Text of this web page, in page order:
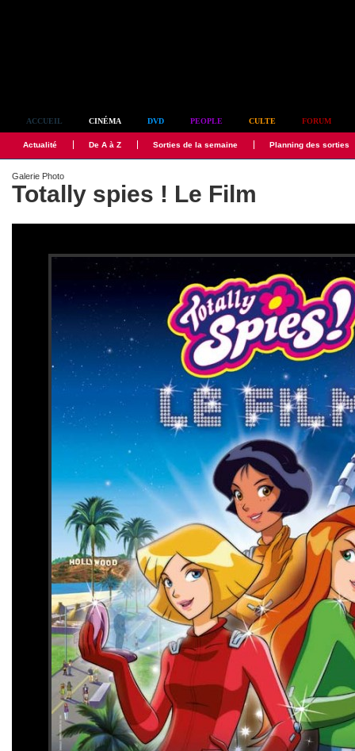
ACCUEIL CINÉMA DVD PEOPLE CULTE FORUM
Actualité De A à Z Sorties de la semaine Planning des sorties
Galerie Photo
Totally spies ! Le Film